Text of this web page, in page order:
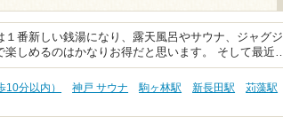
番新しい銭湯になり、露天風呂やサウナ、ジャグジ
しめるのはかなりお得だと思います。 そして最近…
10分以内） 神戸 サウナ 駒ヶ林駅 新長田駅
苅藻駅